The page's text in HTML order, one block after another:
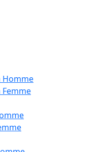
Homme